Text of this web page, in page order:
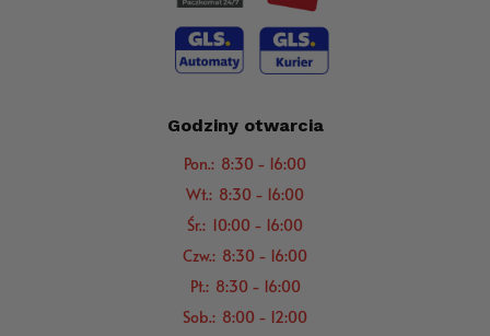
Godziny otwarcia
Pon.: 8:30 - 16:00
Wt.: 8:30 - 16:00
Śr.: 10:00 - 16:00
Czw.: 8:30 - 16:00
Pt.: 8:30 - 16:00
Sob.: 8:00 - 12:00